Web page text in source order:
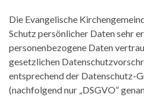
Die Evangelische
Schutz persönlicher Daten sehr
personenbezogene Daten
gesetzlichen
entsprechend der Datenschutz-
(nachfolgend nur „DSGVO“